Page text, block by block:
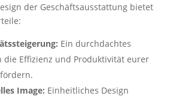
der Geschäftsausstattung bietet
Ein durchdachtes
die Effizienz und Produktivität eurer
Image: Einheitliches Design